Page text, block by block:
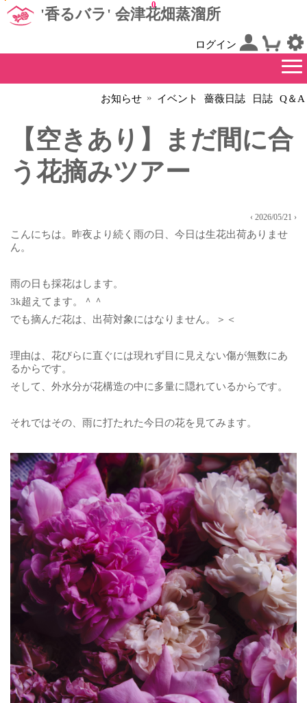
'香るバラ' 会津花畑蒸溜所
ログイン
0
お知らせ » イベント 薔薇日誌 日誌 Q＆A
【空きあり】まだ間に合
う花摘みツアー
‹ 2026/05/21 ›
こんにちは。昨夜より続く雨の日、今日は生花出荷ありませ
ん。
雨の日も採花はします。
3k超えてます。＾＾
でも摘んだ花は、出荷対象にはなりません。＞＜
理由は、花びらに直ぐには現れず目に見えない傷が無数にあ
るからです。
そして、外水分が花構造の中に多量に隠れているからです。
それではその、雨に打たれた今日の花を見てみます。